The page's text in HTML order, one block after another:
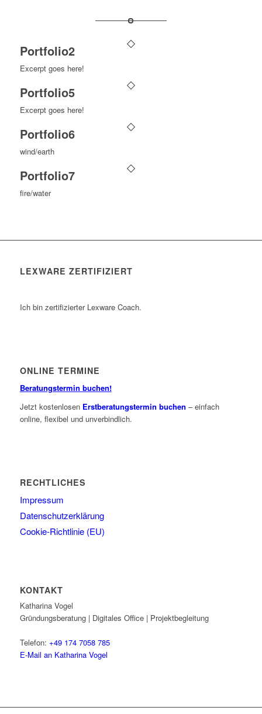
Portfolio2
Excerpt goes here!
Portfolio5
Excerpt goes here!
Portfolio6
wind/earth
Portfolio7
fire/water
LEXWARE ZERTIFIZIERT
Ich bin zertifizierter Lexware Coach.
ONLINE TERMINE
Beratungstermin buchen!
Jetzt kostenlosen Erstberatungstermin buchen – einfach
online, flexibel und unverbindlich.
RECHTLICHES
Impressum
Datenschutzerklärung
Cookie-Richtlinie (EU)
KONTAKT
Katharina Vogel
Gründungsberatung | Digitales Office | Projektbegleitung
Telefon: +49 174 7058 785
E-Mail an Katharina Vogel